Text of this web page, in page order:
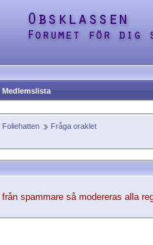
Medlemslista
Foliehatten Fråga oraklet
från spammare så modereras alla